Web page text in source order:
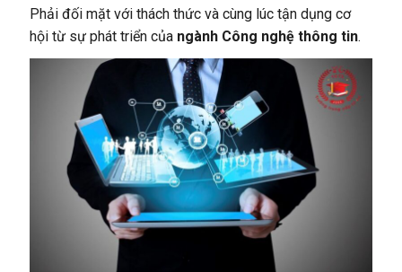
Phải đối mặt với thách thức và cùng lúc tận dụng cơ
hội từ sự phát triển của ngành Công nghệ thông tin.